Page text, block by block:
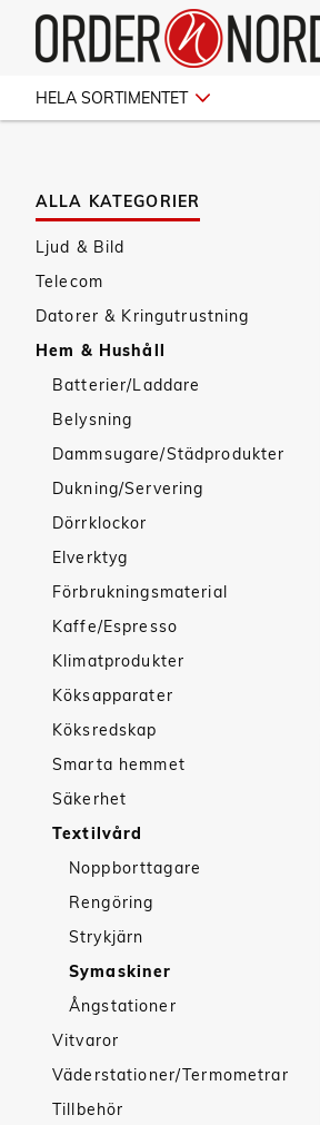
HELA SORTIMENTET
ALLA KATEGORIER
Ljud & Bild
Telecom
Datorer & Kringutrustning
Hem & Hushåll
Batterier/Laddare
Belysning
Dammsugare/Städprodukter
Dukning/Servering
Dörrklockor
Elverktyg
Förbrukningsmaterial
Kaffe/Espresso
Klimatprodukter
Köksapparater
Köksredskap
Smarta hemmet
Säkerhet
Textilvård
Noppborttagare
Rengöring
Strykjärn
Symaskiner
Ångstationer
Vitvaror
Väderstationer/Termometrar
Tillbehör